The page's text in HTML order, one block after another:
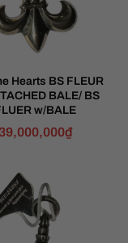
Hearts BS FLEUR
BALE/ BS
w/BALE
39,000,000₫